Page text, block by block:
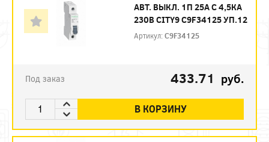
АВТ. ВЫКЛ. 1П 25А С 4,5КА
230В CITY9 C9F34125 УП.12
Артикул:C9F34125
Под заказ 433.71 руб.
В КОРЗИНУ